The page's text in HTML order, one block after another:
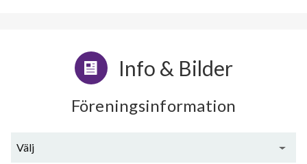
Info & Bilder
Föreningsinformation
Välj